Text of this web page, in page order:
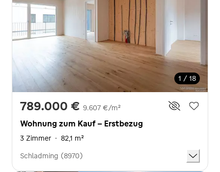
1 / 18
789.000 € 9.607 €/m²
Wohnung zum Kauf - Erstbezug
3 Zimmer · 82,1 m²
Schladming (8970)